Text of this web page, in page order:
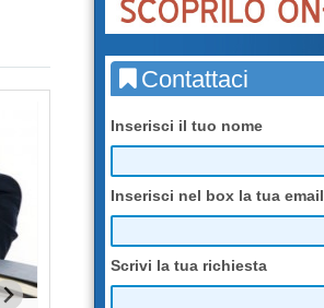
Contattaci
Inserisci il tuo nome
Inserisci nel box la tua email
Scrivi la tua richiesta